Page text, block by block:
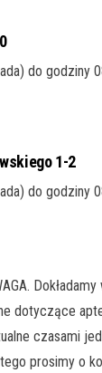
do godziny
1-2
do godziny
dotyczące
czasami
prosimy o